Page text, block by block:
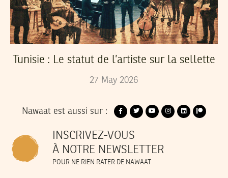
Tunisie : Le statut de l’artiste sur la sellette
27 May 2026
Nawaat est aussi sur :
INSCRIVEZ-VOUS
À NOTRE NEWSLETTER
POUR NE RIEN RATER DE NAWAAT